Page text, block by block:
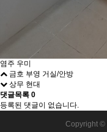
염주 우미
금호 부영 거실/안방
상무 현대
댓글목록 0
등록된 댓글이 없습니다.
Copyright ©